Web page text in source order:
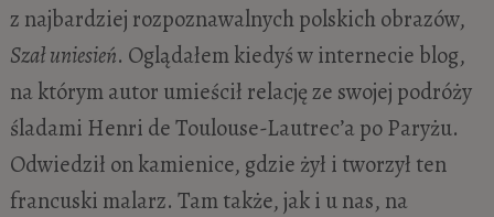
z najbardziej rozpoznawalnych polskich obrazów,
Szał uniesień. Oglądałem kiedyś w internecie blog,
na którym autor umieścił relację ze swojej podróży
śladami Henri de Toulouse-Lautrec’a po Paryżu.
Odwiedził on kamienice, gdzie żył i tworzył ten
francuski malarz. Tam także, jak i u nas, na